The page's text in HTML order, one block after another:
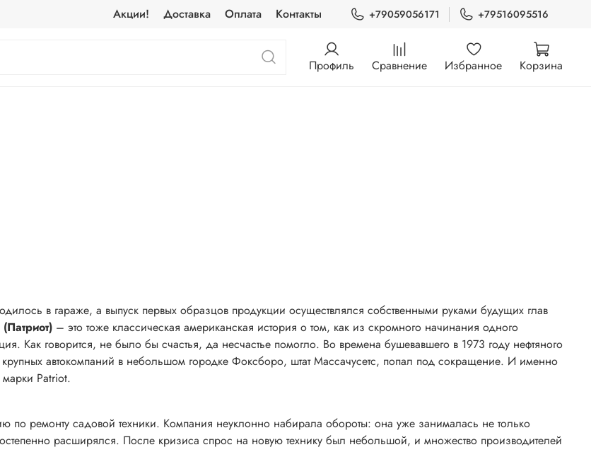
Акции! Доставка Оплата Контакты +79059056171 +79516095516
Профиль Сравнение Избранное Корзина
в гараже, а выпуск первых образцов продукции осуществлялся собственными руками будущих глав
– это тоже классическая американская история о том, как из скромного начинания одного
Как говорится, не было бы счастья, да несчастье помогло. Во времена бушевавшего в 1973 году нефтяного
автокомпаний в небольшом городке Фоксборо, штат Массачусетс, попал под сокращение. И именно
марки Patriot.
ремонту садовой техники. Компания неуклонно набирала обороты: она уже занималась не только
расширялся. После кризиса спрос на новую технику был небольшой, и множество производителей